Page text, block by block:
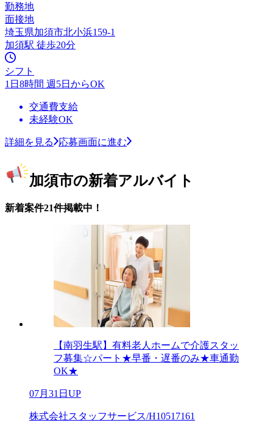
勤務地
面接地
埼玉県加須市北小浜159-1
加須駅 徒歩20分
シフト
1日8時間 週5日からOK
交通費支給
未経験OK
詳細を見る 応募画面に進む
加須市の新着アルバイト
新着案件21件掲載中！
【南羽生駅】有料老人ホームで介護スタッ
フ募集☆パート★早番・遅番のみ★車通勤
OK★
07月31日UP
株式会社スタッフサービス/H10517161